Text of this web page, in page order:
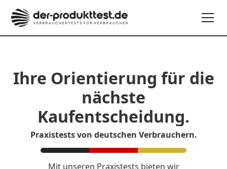
Ihre Orientierung für die
nächste
Kaufentscheidung.
Praxistests von deutschen Verbrauchern.
Mit unseren Praxistests bieten wir